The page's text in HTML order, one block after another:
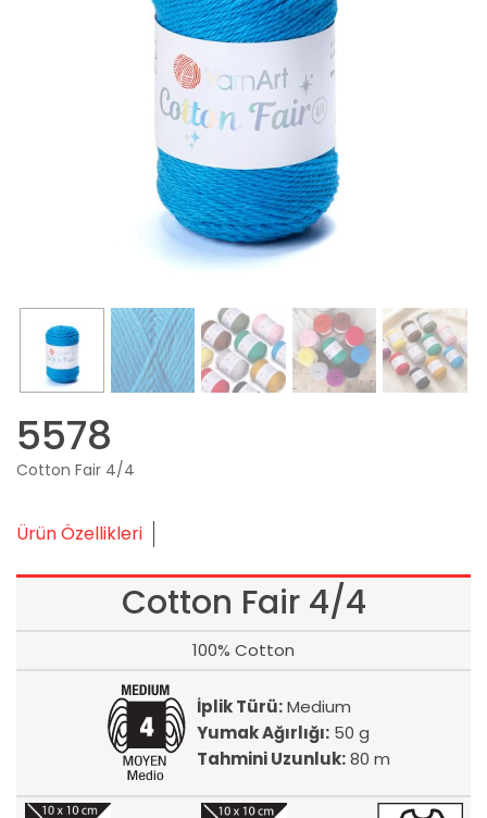
5578
Cotton Fair 4/4
Ürün Özellikleri
Cotton Fair 4/4
100% Cotton
İplik Türü:Medium
Yumak Ağırlığı: 50 g
Tahmini Uzunluk:80 m